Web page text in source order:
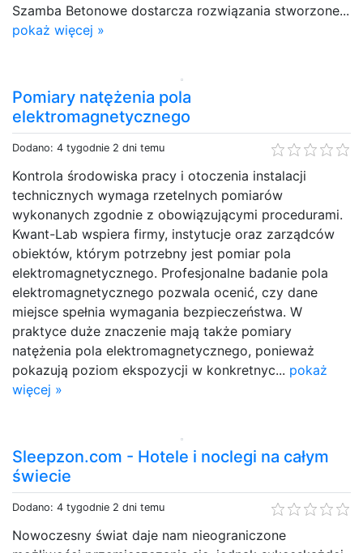
Szamba Betonowe dostarcza rozwiązania stworzone...
pokaż więcej »
Pomiary natężenia pola
elektromagnetycznego
Dodano: 4 tygodnie 2 dni temu
Kontrola środowiska pracy i otoczenia instalacji
technicznych wymaga rzetelnych pomiarów
wykonanych zgodnie z obowiązującymi procedurami.
Kwant-Lab wspiera firmy, instytucje oraz zarządców
obiektów, którym potrzebny jest pomiar pola
elektromagnetycznego. Profesjonalne badanie pola
elektromagnetycznego pozwala ocenić, czy dane
miejsce spełnia wymagania bezpieczeństwa. W
praktyce duże znaczenie mają także pomiary
natężenia pola elektromagnetycznego, ponieważ
pokazują poziom ekspozycji w konkretnyc... pokaż
więcej »
Sleepzon.com - Hotele i noclegi na całym
świecie
Dodano: 4 tygodnie 2 dni temu
Nowoczesny świat daje nam nieograniczone